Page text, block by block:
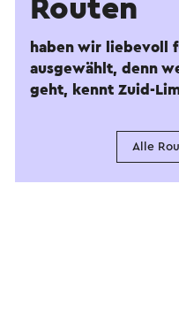
Routen
haben wir liebevoll
ausgewählt, denn
geht, kennt Zuid-
Alle